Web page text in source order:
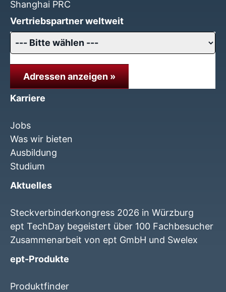
Shanghai PRC
Vertriebspartner weltweit
Adressen anzeigen »
Karriere
Jobs
Was wir bieten
Ausbildung
Studium
Aktuelles
Steckverbinderkongress 2026 in Würzburg
ept TechDay begeistert über 100 Fachbesucher
Zusammenarbeit von ept GmbH und Swelex
ept-Produkte
Produktfinder